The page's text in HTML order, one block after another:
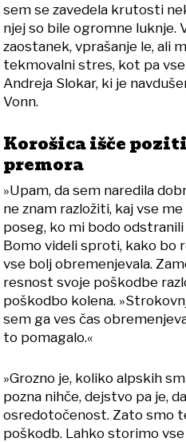
sem se zavedela krutosti
njej so bile ogromne luknje.
zaostanek, vprašanje le, ali
tekmovalni stres, kot pa
Andreja Slokar, ki je
Vonn.
Korošica išče
premora
»Upam, da sem naredila
ne znam razložiti, kaj vse
poseg, ko mi bodo
Bomo videli sproti, kako bo
vse bolj obremenjevala.
resnost svoje poškodbe
poškodbo kolena.
sem ga ves čas
to pomagalo.«
»Grozno je, koliko alpskih
pozna nihče, dejstvo pa je,
osredotočenost. Zato smo
poškodb. Lahko storimo